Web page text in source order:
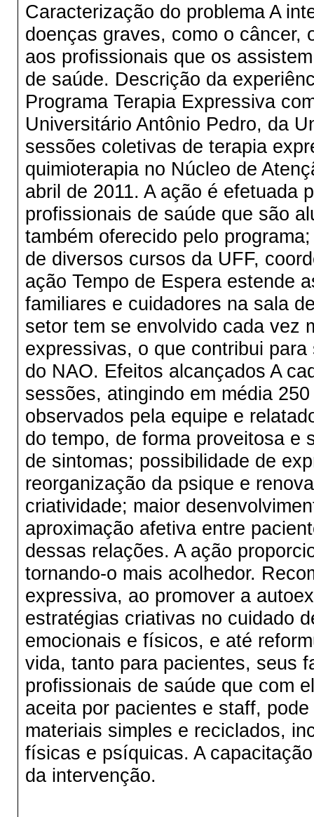
Caracterização do problema A
doenças graves, como o câncer,
aos profissionais que os
de saúde. Descrição da
Programa Terapia Expressiva
Universitário Antônio Pedro, da
sessões coletivas de terapia
quimioterapia no Núcleo de
abril de 2011. A ação é efetuada
profissionais de saúde que são
também oferecido pelo
de diversos cursos da UFF,
ação Tempo de Espera estende
familiares e cuidadores na sala
setor tem se envolvido cada vez
expressivas, o que contribui
do NAO. Efeitos alcançados A
sessões, atingindo em média
observados pela equipe e
do tempo, de forma proveitosa e
de sintomas; possibilidade de
reorganização da psique e
criatividade; maior
aproximação afetiva entre
dessas relações. A ação
tornando-o mais acolhedor.
expressiva, ao promover a
estratégias criativas no cuidado
emocionais e físicos, e até
vida, tanto para pacientes, seus
profissionais de saúde que com
aceita por pacientes e staff,
materiais simples e reciclados,
físicas e psíquicas. A
da intervenção.